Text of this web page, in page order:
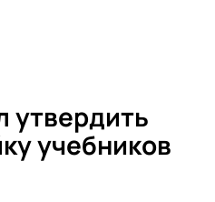
утвердить
учебников